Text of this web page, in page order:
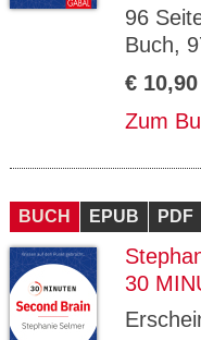
96
Buch,
€
Zum
BUCH EPUB PDF
30